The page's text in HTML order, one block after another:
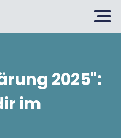
2025":
im